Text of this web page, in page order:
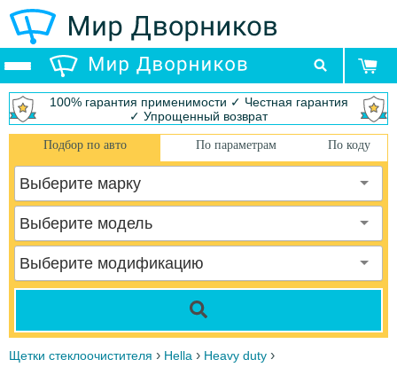
100% гарантия применимости ✓ Честная гарантия
✓ Упрощенный возврат
Подбор по авто По параметрам По коду
Выберите марку
Выберите модель
Выберите модификацию
Щетки стеклоочистителя › Hella › Heavy duty ›